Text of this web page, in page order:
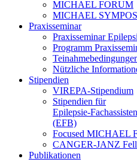
MICHAEL FORUM
MICHAEL
Praxisseminar
Praxisseminar
Programm
Nützliche
Stipendien
VIREPA-Stipendium
Stipendien für
Epilepsie-
(EFB)
Focused MICHAEL
CANGER-JANZ
Publikationen